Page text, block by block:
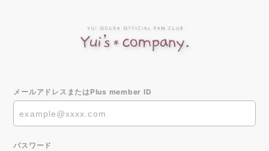
メールアドレスまたはPlus member ID
パスワード